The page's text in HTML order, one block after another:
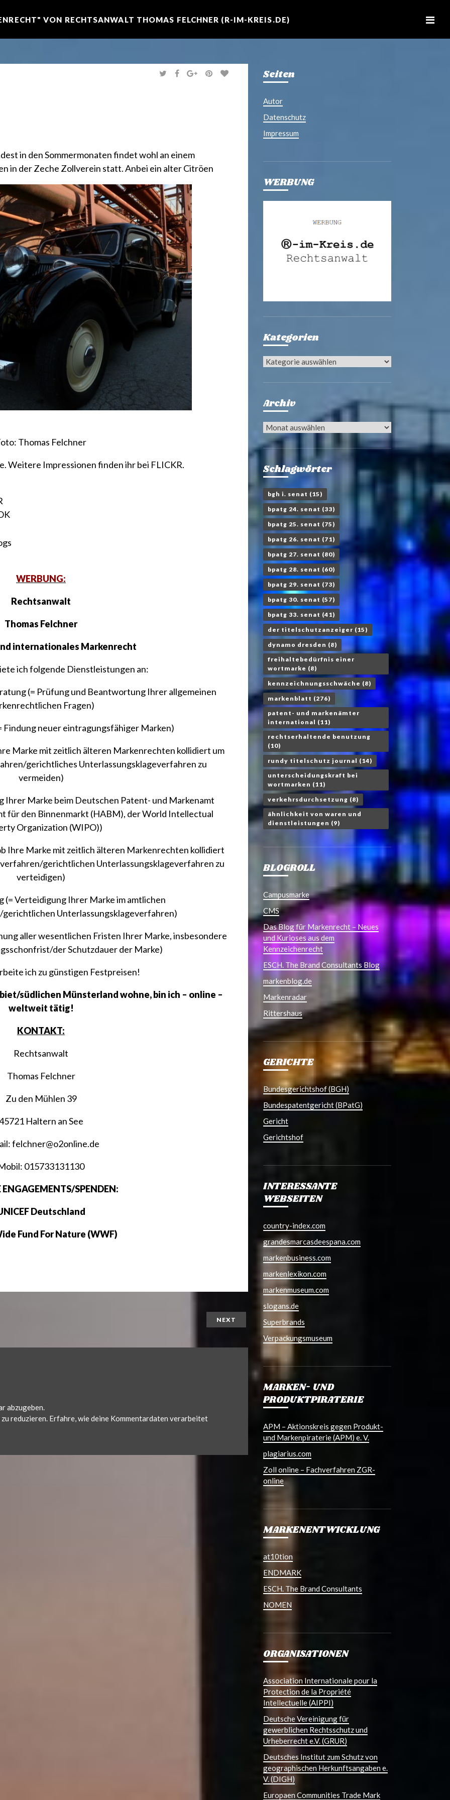
VON RECHTSANWALT THOMAS FELCHNER (R-IM-KREIS.DE)
T
W
F
A
G
O
P
I
in den Sommermonaten findet wohl an einem
in der Zeche Zollverein statt. Anbei ein alter Citröen
Thomas Felchner
Weitere Impressionen finden ihr bei FLICKR.
WERBUNG:
Rechtsanwalt
Thomas Felchner
internationales Markenrecht
ich folgende Dienstleistungen an:
(= Prüfung und Beantwortung Ihrer allgemeinen
Fragen)
Findung neuer eintragungsfähiger Marken)
Marke mit zeitlich älteren Markenrechten kollidiert um
gerichtliches Unterlassungsklageverfahren zu
vermeiden)
Ihrer Marke beim Deutschen Patent- und Markenamt
für den Binnenmarkt (HABM), der World Intellectual
Organization (WIPO))
Ihre Marke mit zeitlich älteren Markenrechten kollidiert
gerichtlichen Unterlassungsklageverfahren zu
verteidigen)
(= Verteidigung Ihrer Marke im amtlichen
Unterlassungsklageverfahren)
aller wesentlichen Fristen Ihrer Marke, insbesondere
der Schutzdauer der Marke)
ich zu günstigen Festpreisen!
südlichen Münsterland wohne, bin ich – online –
weltweit tätig!
KONTAKT:
Rechtsanwalt
Thomas Felchner
Zu den Mühlen 39
Haltern an See
felchner@o2online.de
015733131130
ENGAGEMENTS/SPENDEN:
Deutschland
Fund For Nature (WWF)
NEXT
abzugeben.
reduzieren. Erfahre, wie deine Kommentardaten verarbeitet
Seiten
Autor
Datenschutz
Impressum
WERBUNG
Kategorien
Kategorien
Archiv
Archiv
Schlagwörter
bgh i. senat (15)
bpatg 24. senat (33)
bpatg 25. senat (75)
bpatg 26. senat (71)
bpatg 27. senat (80)
bpatg 28. senat (60)
bpatg 29. senat (73)
bpatg 30. senat (57)
bpatg 33. senat (41)
der titelschutzanzeiger (15)
dynamo dresden (8)
freihaltebedürfnis einer
wortmarke (8)
kennzeichnungsschwäche (8)
markenblatt (276)
patent- und markenämter
international (11)
rechtserhaltende benutzung
(10)
rundy titelschutz journal (14)
unterscheidungskraft bei
wortmarken (11)
verkehrsdurchsetzung (8)
ähnlichkeit von waren und
dienstleistungen (9)
BLOGROLL
Campusmarke
CMS
Das Blog für Markenrecht – Neues
und Kurioses aus dem
Kennzeichenrecht
ESCH. The Brand Consultants Blog
markenblog.de
Markenradar
Rittershaus
GERICHTE
Bundesgerichtshof (BGH)
Bundespatentgericht (BPatG)
Gericht
Gerichtshof
INTERESSANTE
WEBSEITEN
country-index.com
grandesmarcasdeespana.com
markenbusiness.com
markenlexikon.com
markenmuseum.com
slogans.de
Superbrands
Verpackungsmuseum
MARKEN- UND
PRODUKTPIRATERIE
APM – Aktionskreis gegen Produkt-
und Markenpiraterie (APM) e. V.
plagiarius.com
Zoll online – Fachverfahren ZGR-
online
MARKENENTWICKLUNG
at10tion
ENDMARK
ESCH. The Brand Consultants
NOMEN
ORGANISATIONEN
Association Internationale pour la
Protection de la Propriété
Intellectuelle (AIPPI)
Deutsche Vereinigung für
gewerblichen Rechtsschutz und
Urheberrecht e.V. (GRUR)
Deutsches Institut zum Schutz von
geographischen Herkunftsangaben e.
V. (DIGH)
Europaen Communities Trade Mark